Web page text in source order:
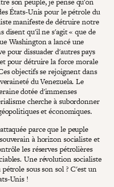
États-Unis pour le pétrole du
manifeste de détruire notre
qu'il ne s'agit « que de
Washington a lancé une
pour dissuader d'autres pays
pour détruire la force morale
objectifs se rejoignent dans
du Venezuela. Le
dotée d'immenses
cherche à subordonner
et économiques.
parce que le peuple
à horizon socialiste et
les réserves pétrolières
Une révolution socialiste
sous son sol ? C'est un
Unis !